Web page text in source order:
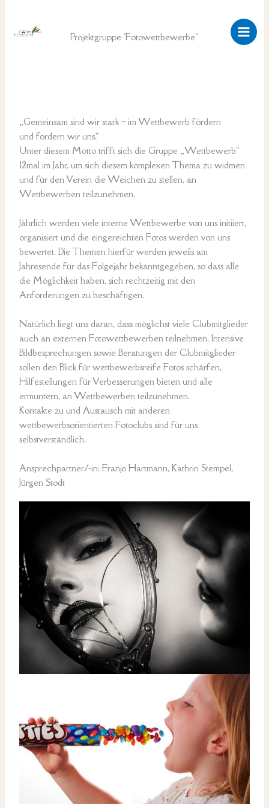
springen
Projektgruppe 'Fotowettbewerbe"
„Gemeinsam sind wir stark – im Wettbewerb fördern
und fordern wir uns.“
Unter diesem Motto trifft sich die Gruppe „Wettbewerb“
12mal im Jahr, um sich diesem komplexen Thema zu widmen
und für den Verein die Weichen zu stellen, an
Wettbewerben teilzunehmen.
Jährlich werden viele interne Wettbewerbe von uns initiiert,
organisiert und die eingereichten Fotos werden von uns
bewertet. Die Themen hierfür werden jeweils am
Jahresende für das Folgejahr bekanntgegeben, so dass alle
die Möglichkeit haben, sich rechtzeitig mit den
Anforderungen zu beschäftigen.
Natürlich liegt uns daran, dass möglichst viele Clubmitglieder
auch an externen Fotowettbewerben teilnehmen. Intensive
Bildbesprechungen sowie Beratungen der Clubmitglieder
sollen den Blick für wettbewerbsreife Fotos schärfen,
Hilfestellungen für Verbesserungen bieten und alle
ermuntern, an Wettbewerben teilzunehmen.
Kontakte zu und Austausch mit anderen
wettbewerbsorientierten Fotoclubs sind für uns
selbstverständlich.
Ansprechpartner/-in: Franjo Hartmann, Kathrin Stempel,
Jürgen Stodt